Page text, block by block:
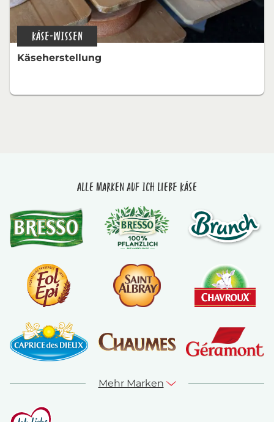
KÄSE-WISSEN
Käseherstellung
Alle Marken auf Ich liebe Käse
Mehr Marken